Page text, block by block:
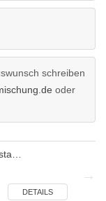
schreiben
oder
DETAILS